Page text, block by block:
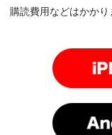
購読費用などはかかり